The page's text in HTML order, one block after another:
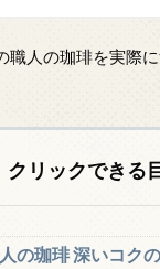
職人の珈琲を実際
クリックできる
の珈琲 深いコク